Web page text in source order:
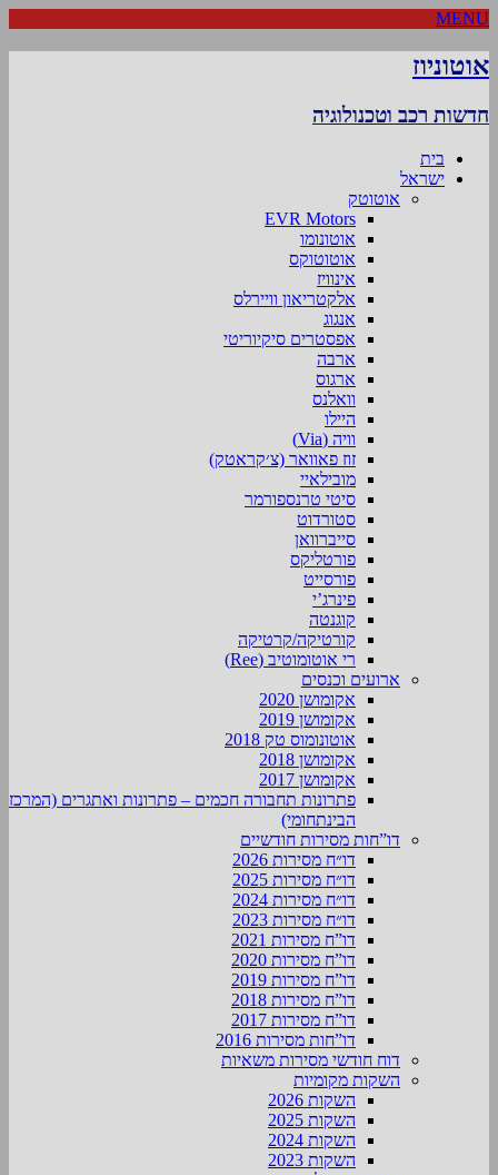
MENU
אוטוניוז
חדשות רכב וטכנולוגיה
בית
ישראל
אוטוטק
EVR Motors
אוטונומו
אוטוטוקס
אינוויז
אלקטריאון וויירלס
אנגוג
אפסטרים סיקיוריטי
ארבה
ארגוס
וואלנס
היילו
וויה (Via)
זוז פאוואר (צ׳קראטק)
מובילאיי
סיטי טרנספורמר
סטורדוט
סייברוואן
פורטליקס
פורסייט
פינרג’י
קוגנטה
קורטיקה/קרטיקה
רי אוטומוטיב (Ree)
ארועים וכנסים
אקומושן 2020
אקומושן 2019
אוטונומוס טק 2018
אקומושן 2018
אקומושן 2017
פתרונות תחבורה חכמים – פתרונות ואתגרים (המרכז
הבינתחומי)
דו”חות מסירות חודשיים
דו״ח מסירות 2026
דו״ח מסירות 2025
דו״ח מסירות 2024
דו״ח מסירות 2023
דו”ח מסירות 2021
דו”ח מסירות 2020
דו”ח מסירות 2019
דו”ח מסירות 2018
דו”ח מסירות 2017
דו”חות מסירות 2016
דוח חודשי מסירות משאיות
השקות מקומיות
השקות 2026
השקות 2025
השקות 2024
השקות 2023